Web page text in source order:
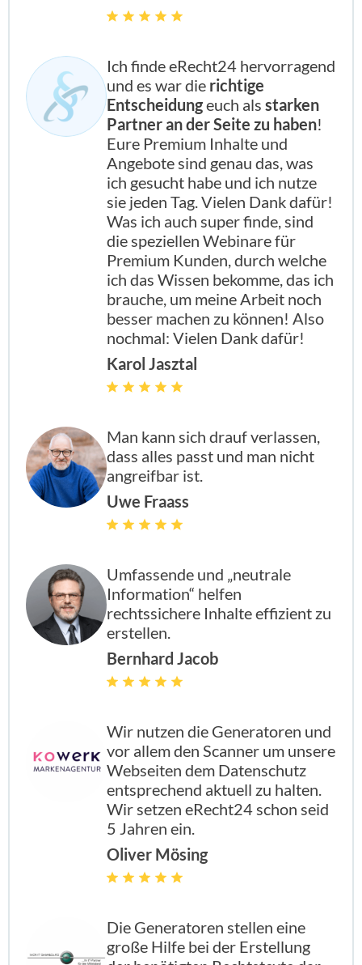
Ich finde eRecht24 hervorragend
und es war die richtige
Entscheidungeuch als starken
Partner an der Seite zu haben!
Eure Premium Inhalte und
Angebote sind genau das, was
ich gesucht habe und ich nutze
sie jeden Tag. Vielen Dank dafür!
Was ich auch super finde, sind
die speziellen Webinare für
Premium Kunden, durch welche
ich das Wissen bekomme, das ich
brauche, um meine Arbeit noch
besser machen zu können! Also
nochmal: Vielen Dank dafür!
Karol Jasztal
Man kann sich drauf verlassen,
dass alles passt und man nicht
angreifbar ist.
Uwe Fraass
Umfassende und „neutrale
Information“ helfen
rechtssichere Inhalte effizient zu
erstellen.
Bernhard Jacob
Wir nutzen die Generatoren und
vor allem den Scanner um unsere
Webseiten dem Datenschutz
entsprechend aktuell zu halten.
Wir setzen eRecht24 schon seid
5 Jahren ein.
Oliver Mösing
Die Generatoren stellen eine
große Hilfe bei der Erstellung
enthalten enthalten
enthalten enthalten
enthalten